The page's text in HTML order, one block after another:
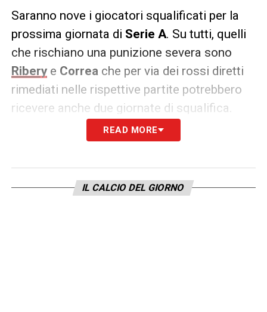
Saranno nove i giocatori squalificati per la
prossima giornata di Serie A. Su tutti, quelli
che rischiano una punizione severa sono
Riberye Correache per via dei rossi diretti
rimediati nelle rispettive partite potrebbero
ricevere anche due giornate di squalifica.
La lista completa: Pedro Pereira (Crotone),
(Lazio), Cristante (Roma), Adrien Silva
READ MORE
IL CALCIO DEL GIORNO